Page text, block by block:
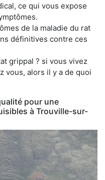
ce qui vous expose
de la maladie du rat
définitives contre ces
grippal ? si vous vivez
vous, alors il y a de quoi
pour une
à Trouville-sur-